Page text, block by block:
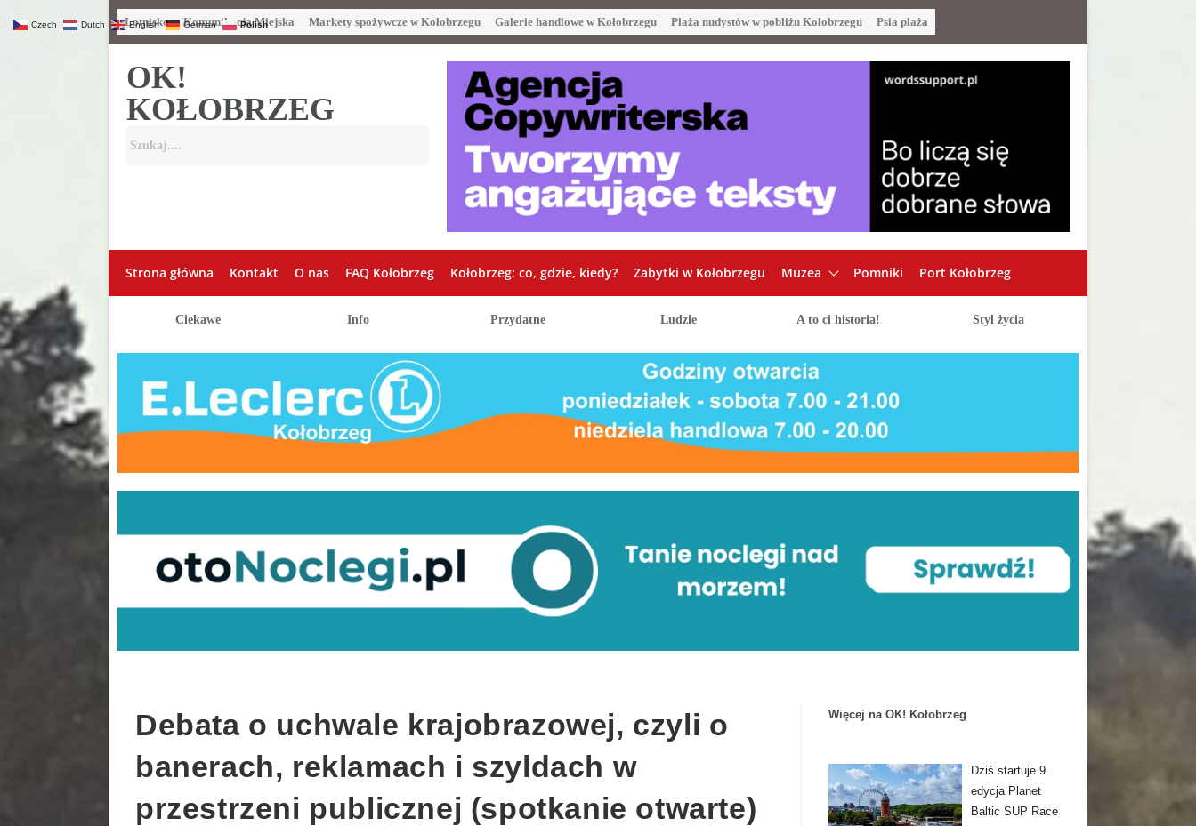
Lotnisko Komunikacja Miejska Markety spożywcze w Kołobrzegu Galerie handlowe w Kołobrzegu Plaża nudystów w pobliżu Kołobrzegu Psia plaża
OK!
KOŁOBRZEG
Strona główna Kontakt O nas FAQ Kołobrzeg Kołobrzeg: co, gdzie, kiedy? Zabytki w Kołobrzegu Muzea Pomniki Port Kołobrzeg
Ciekawe Info Przydatne Ludzie A to ci historia! Styl życia
Debata o uchwale krajobrazowej, czyli o
banerach, reklamach i szyldach w
przestrzeni publicznej (spotkanie otwarte)
Więcej na OK! Kołobrzeg
Dziś startuje 9.
edycja Planet
Baltic SUP Race
Czech Dutch English German Polish